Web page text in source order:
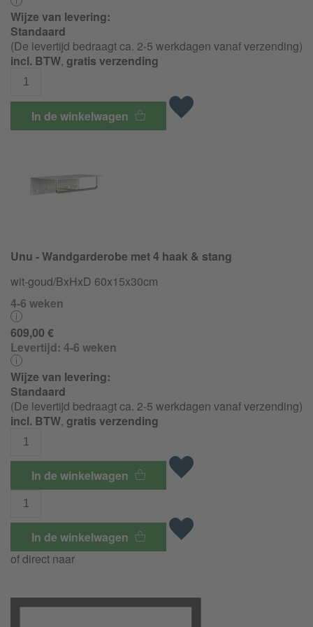
Wijze van levering:
Standaard
(De levertijd bedraagt ca. 2-5 werkdagen vanaf verzending)
incl. BTW, gratis verzending
In de winkelwagen
Unu - Wandgarderobe met 4 haak & stang
wit-goud/BxHxD 60x15x30cm
4-6 weken
609,00 €
Levertijd: 4-6 weken
Wijze van levering:
Standaard
(De levertijd bedraagt ca. 2-5 werkdagen vanaf verzending)
incl. BTW, gratis verzending
In de winkelwagen
In de winkelwagen
of direct naar